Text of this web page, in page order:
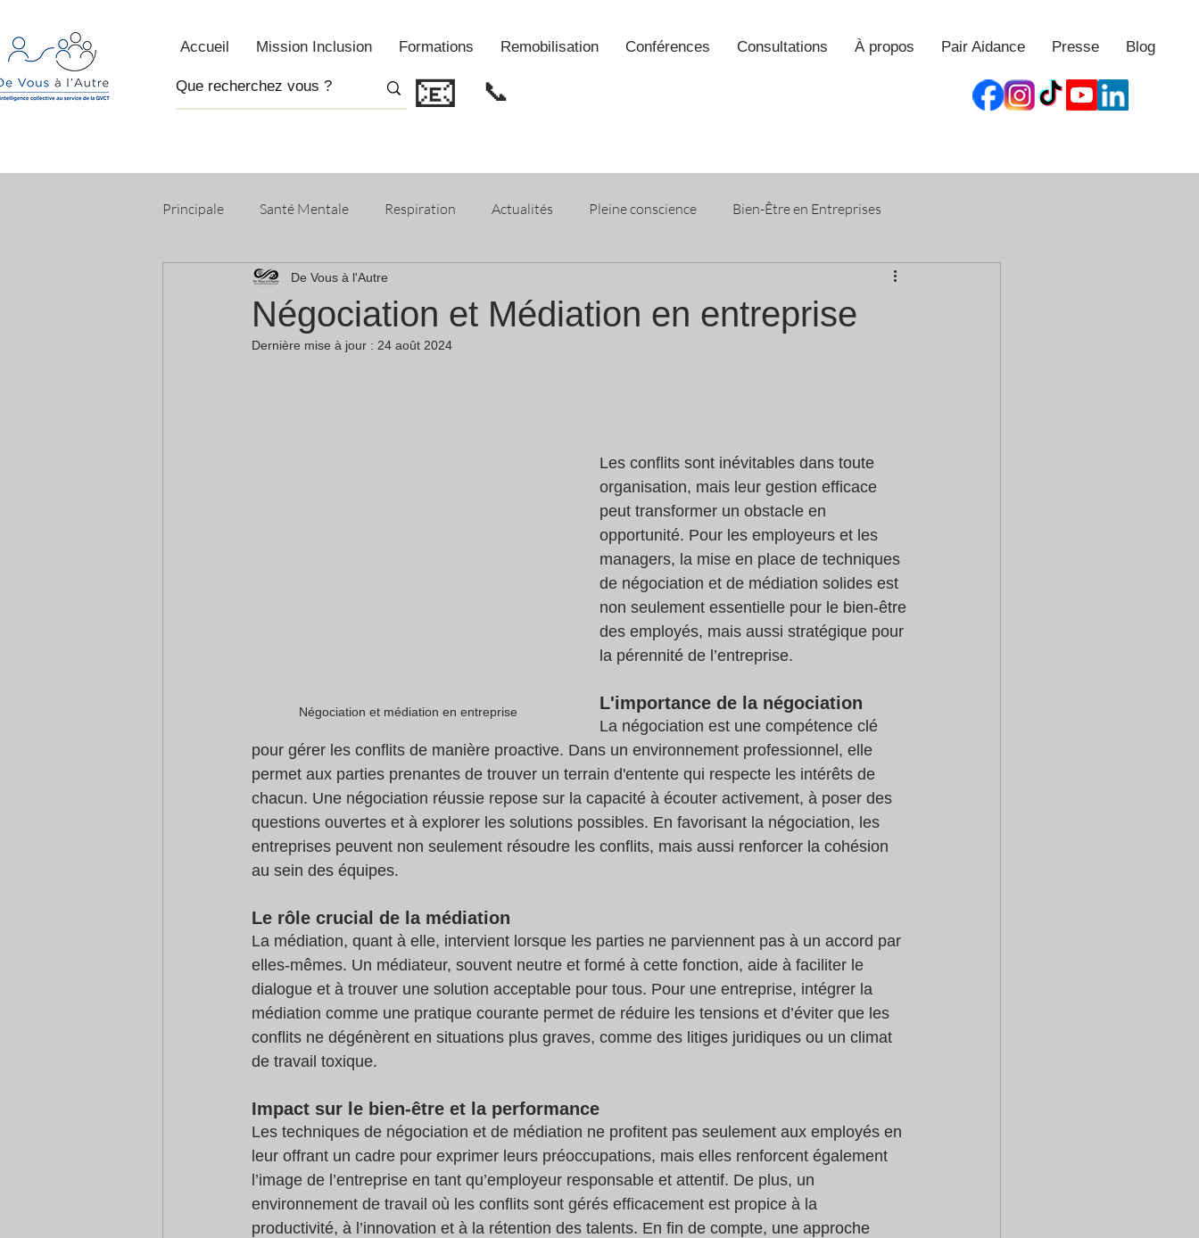
Accueil Mission Inclusion Formations Remobilisation Conférences Consultations À propos Pair Aidance Presse Blog
📧 📞
Principale Santé Mentale Respiration Actualités Pleine conscience Bien-Être en Entreprises
Recettes Bien Être Citations
Négociation et Médiation en entreprise
De Vous à l'Autre
Dernière mise à jour : 24 août 2024
Négociation et médiation en entreprise
Les conflits sont inévitables dans toute
organisation, mais leur gestion efficace
peut transformer un obstacle en
opportunité. Pour les employeurs et les
managers, la mise en place de techniques
de négociation et de médiation solides est
non seulement essentielle pour le bien-être
des employés, mais aussi stratégique pour
la pérennité de l’entreprise.
L'importance de la négociation
La négociation est une compétence clé
pour gérer les conflits de manière proactive. Dans un environnement professionnel, elle
permet aux parties prenantes de trouver un terrain d'entente qui respecte les intérêts de
chacun. Une négociation réussie repose sur la capacité à écouter activement, à poser des
questions ouvertes et à explorer les solutions possibles. En favorisant la négociation, les
entreprises peuvent non seulement résoudre les conflits, mais aussi renforcer la cohésion
au sein des équipes.
Le rôle crucial de la médiation
La médiation, quant à elle, intervient lorsque les parties ne parviennent pas à un accord par
elles-mêmes. Un médiateur, souvent neutre et formé à cette fonction, aide à faciliter le
dialogue et à trouver une solution acceptable pour tous. Pour une entreprise, intégrer la
médiation comme une pratique courante permet de réduire les tensions et d’éviter que les
conflits ne dégénèrent en situations plus graves, comme des litiges juridiques ou un climat
de travail toxique.
Impact sur le bien-être et la performance
Les techniques de négociation et de médiation ne profitent pas seulement aux employés en
leur offrant un cadre pour exprimer leurs préoccupations, mais elles renforcent également
l’image de l’entreprise en tant qu’employeur responsable et attentif. De plus, un
environnement de travail où les conflits sont gérés efficacement est propice à la
productivité, à l’innovation et à la rétention des talents. En fin de compte, une approche